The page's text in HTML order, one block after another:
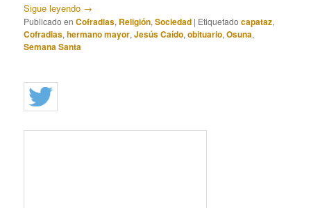
Sigue leyendo →
Publicado en Cofradias, Religión,Sociedad | Etiquetado capataz,
Cofradias,hermano mayor,Jesús Caído,obituario,Osuna,
Semana Santa